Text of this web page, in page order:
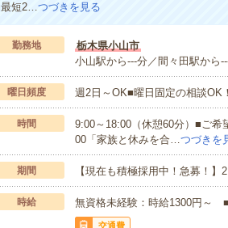
最短2…つづきを見る
勤務地
栃木県小山市
小山駅から---分／間々田駅から
曜日頻度 週2日～OK■曜日固定の相談OK
時間
9:00～18:00（休憩60分）■ご希
00「家族と休みを合…つづきを
期間 【現在も積極採用中！急募！
時給 無資格未経験：時給1300円
交通費